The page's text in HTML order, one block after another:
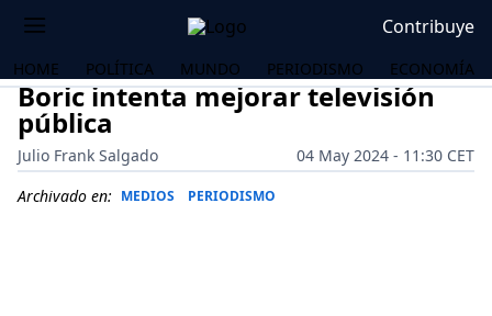
Contribuye
HOME POLÍTICA MUNDO PERIODISMO ECONOMÍA
Boric intenta mejorar televisión
pública
Julio Frank Salgado
04 May 2024 - 11:30 CET
Archivado en: MEDIOS PERIODISMO